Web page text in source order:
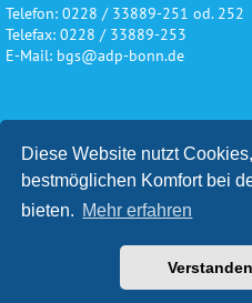
Diese Website nutzt
bestmöglichen Komfort bei
bieten. Mehr erfahren
Telefon: 0228 / 33889-251 od. 252
Telefax: 0228 / 33889-253
E-Mail: bgs@adp-bonn.de
Wir danken für die freundliche
Unterstützung und Förderung
Konzeption und Gestaltung: